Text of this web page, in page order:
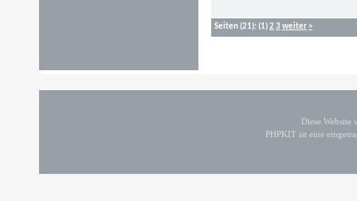
Seiten(21): (1)2 3 weiter >
Diese
PHPKIT ist eine